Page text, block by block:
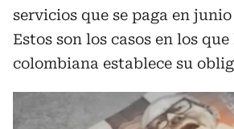
servicios que se paga en
Estos son los casos en los
colombiana establece su